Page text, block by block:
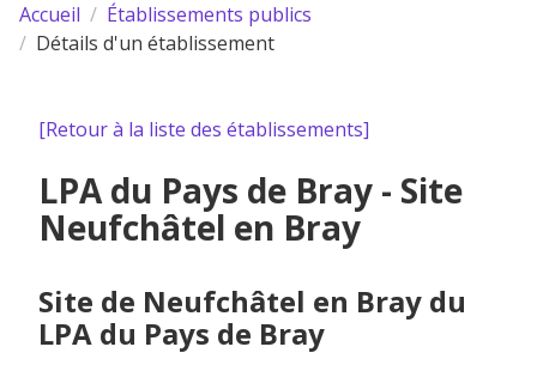
Accueil
Établissements publics
Détails d'un établissement
[Retour à la liste des établissements]
LPA du Pays de Bray - Site
Neufchâtel en Bray
Site de Neufchâtel en Bray du
LPA du Pays de Bray